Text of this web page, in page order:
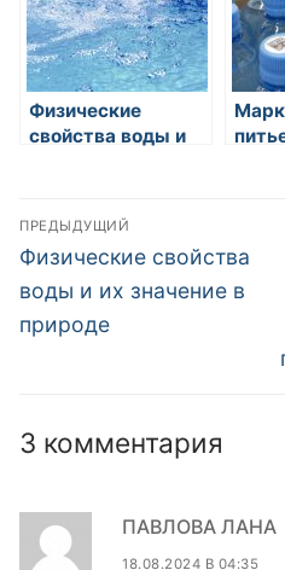
Физические
свойства воды и
Навигация
по
записям
ПРЕДЫДУЩИЙ
Предыдущая
запись:
Физические свойства
воды и их значение в
природе
3 комментария
ПАВЛОВА ЛАНА
18.08.2024 В 04:35